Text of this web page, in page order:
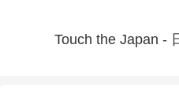
Touch the Japan -